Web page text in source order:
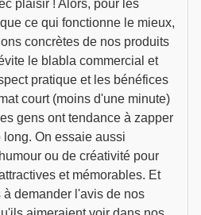
plaisir ! Alors, pour les
ce qui fonctionne le mieux,
concrètes de nos produits
le blabla commercial et
pratique et les bénéfices
court (moins d'une minute)
gens ont tendance à zapper
On essaie aussi
ou de créativité pour
et mémorables. Et
demander l'avis de nos